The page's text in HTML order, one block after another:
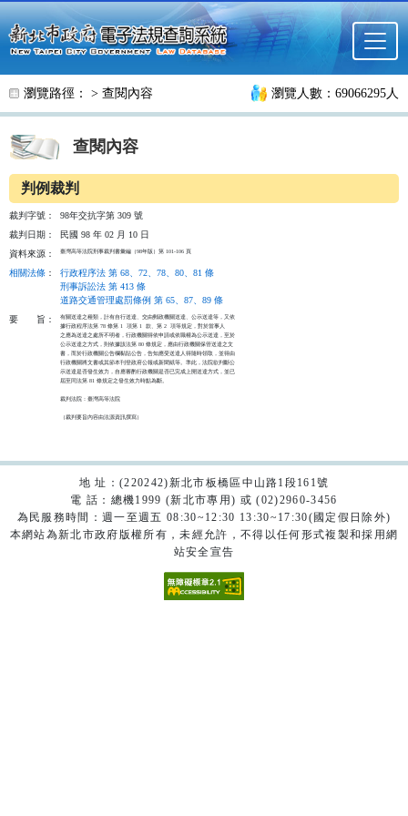
跳至主要內容
瀏覽路徑： > 查閱內容 瀏覽人數：69066295人
查閱內容
判例裁判
裁判字號：
98年交抗字第 309 號
裁判日期：
民國 98 年 02 月 10 日
資料來源：
臺灣高等法院刑事裁判書彙編（98年版）第 101-106 頁
相關法條 ：
行政程序法 第 68、72、78、80、81 條
刑事訴訟法 第 413 條
道路交通管理處罰條例 第 65、87、89 條
要
旨：
有關送達之種類，計有自行送達、交由郵政機關送達、公示送達等，又依
據行政程序法第 78 條第 1  項第 1  款、第 2  項等規定，對於當事人
之應為送達之處所不明者，行政機關得依申請或依職權為公示送達，至於
公示送達之方式，則依據該法第 80 條規定，應由行政機關保管送達之文
書，而於行政機關公告欄黏貼公告，告知應受送達人得隨時領取，並得由
行政機關將文書或其節本刊登政府公報或新聞紙等。準此，法院欲判斷公
示送達是否發生效力，自應審酌行政機關是否已完成上開送達方式，並已
屆至同法第 81 條規定之發生效力時點為斷。
裁判法院：臺灣高等法院
（裁判要旨內容由法源資訊撰寫）
地 址：(220242)新北市板橋區中山路1段161號
電 話：總機1999 (新北市專用) 或 (02)2960-3456
為民服務時間：週一至週五 08:30~12:30 13:30~17:30(國定假日除外)
本網站為新北市政府版權所有，未經允許，不得以任何形式複製和採用網
站安全宣告